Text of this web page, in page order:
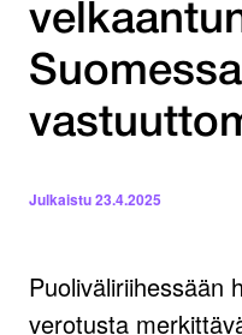
Julkaistu23.4.2025
Puoliväliriihessään
verotusta